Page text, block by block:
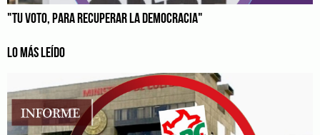
"TU VOTO, PARA RECUPERAR LA DEMOCRACIA"
LO MÁS LEÍDO